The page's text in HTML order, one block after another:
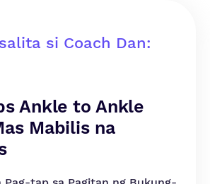
si Coach Dan:
Ankle to Ankle
Mabilis na